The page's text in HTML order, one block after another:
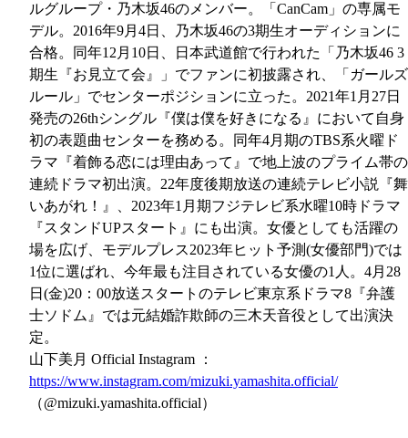
ルグループ・乃木坂46のメンバー。「CanCam」の専属モ
デル。2016年9月4日、乃木坂46の3期生オーディションに
合格。同年12月10日、日本武道館で行われた「乃木坂46 3
期生『お見立て会』」でファンに初披露され、「ガールズ
ルール」でセンターポジションに立った。2021年1月27日
発売の26thシングル『僕は僕を好きになる』において自身
初の表題曲センターを務める。同年4月期のTBS系火曜ド
ラマ『着飾る恋には理由あって』で地上波のプライム帯の
連続ドラマ初出演。22年度後期放送の連続テレビ小説『舞
いあがれ！』、2023年1月期フジテレビ系水曜10時ドラマ
『スタンドUPスタート』にも出演。女優としても活躍の
場を広げ、モデルプレス2023年ヒット予測(女優部門)では
1位に選ばれ、今年最も注目されている女優の1人。4月28
日(金)20：00放送スタートのテレビ東京系ドラマ8『弁護
士ソドム』では元結婚詐欺師の三木天音役として出演決
定。
山下美月 Official Instagram ：
https://www.instagram.com/mizuki.yamashita.official/
（@mizuki.yamashita.official）